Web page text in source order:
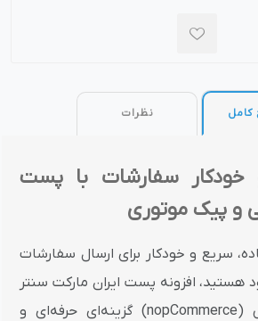
نظرات
خودکار سفارشات با پست
و پیک موتوری
سریع و خودکار برای ارسال سفارشات
هستید، افزونه پست ایران مارکت سنتر
مخصوص ناپ‌کامرس (nopCommerce) گزینه‌ای حرفه‌ای و